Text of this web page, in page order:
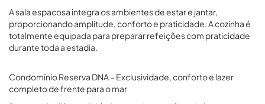
A sala espacosa integra os ambientes de estar e jantar,
proporcionando amplitude, conforto e praticidade. A cozinha é
totalmente equipada para preparar refeições com praticidade
durante toda a estadia.
Condomínio Reserva DNA – Exclusividade, conforto e lazer
completo de frente para o mar